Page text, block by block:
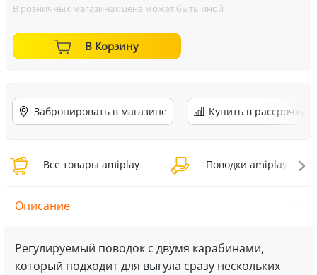
В розничных магазинах цена может быть иной
В Корзину
Забронировать в магазине Купить в рассрочку
Все товары amiplay Поводки amiplay
Описание
Регулируемый поводок с двумя карабинами,
который подходит для выгула сразу нескольких